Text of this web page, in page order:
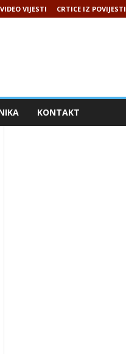
VIDEO VIJESTI CRTICE IZ POVIJESTI
KONTAKT